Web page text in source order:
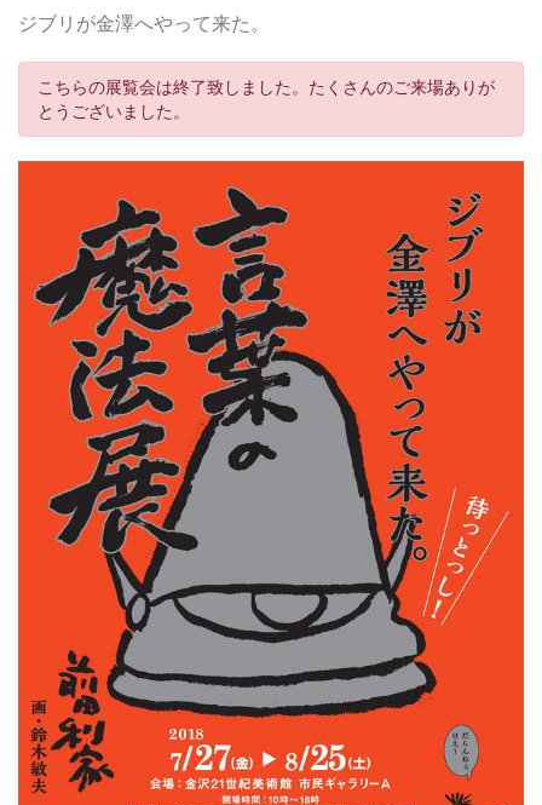
ジブリが金澤へやって来た。
こちらの展覧会は終了致しました。たくさんのご来場ありが
とうございました。